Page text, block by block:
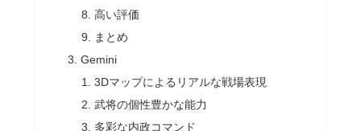
高い評価
まとめ
Gemini
3Dマップによるリアルな戦場表現
武将の個性豊かな能力
多彩な内政コマンド